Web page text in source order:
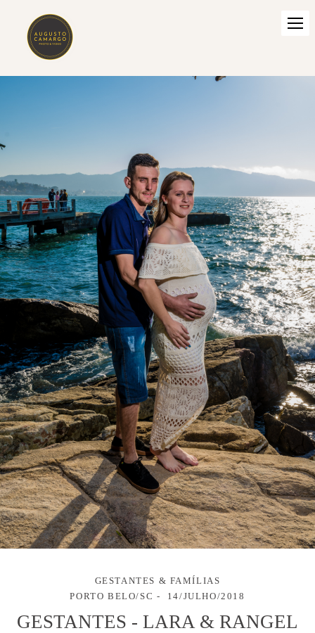
GESTANTES & FAMÍLIAS
PORTO BELO/SC
14/JULHO/2018
GESTANTES - LARA & RANGEL